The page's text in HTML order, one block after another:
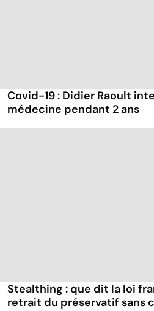
Covid-19 : Didier Raoult
médecine pendant 2 ans
Stealthing : que dit la loi
retrait du préservatif sans